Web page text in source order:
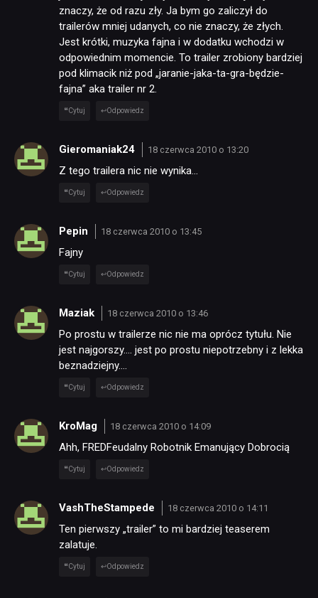
KULTURA
RETRO
DYSKUSJE
SKLEP
znaczy, że od razu zły. Ja bym go zaliczył do
trailerów mniej udanych, co nie znaczy, że złych.
Jest krótki, muzyka fajna i w dodatku wchodzi w
odpowiednim momencie. To trailer zrobiony bardziej
pod klimacik niż pod „jaranie-jaka-ta-gra-będzie-
fajna” aka trailer nr 2.
Cytuj Odpowiedz
Gieromaniak24 18 czerwca 2010 o 13:20
Z tego trailera nic nie wynika…
Cytuj Odpowiedz
Pepin 18 czerwca 2010 o 13:45
Fajny
Cytuj Odpowiedz
Maziak 18 czerwca 2010 o 13:46
Po prostu w trailerze nic nie ma oprócz tytułu. Nie
jest najgorszy…. jest po prostu niepotrzebny i z lekka
beznadziejny….
Cytuj Odpowiedz
KroMag 18 czerwca 2010 o 14:09
Ahh, FREDFeudalny Robotnik Emanujący Dobrocią
Cytuj Odpowiedz
VashTheStampede 18 czerwca 2010 o 14:11
Ten pierwszy „trailer” to mi bardziej teaserem
zalatuje.
Cytuj Odpowiedz